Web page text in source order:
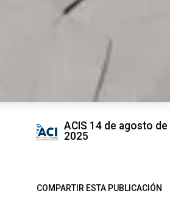
ACIS 14 de agosto de
2025
COMPARTIR ESTA PUBLICACIÓN